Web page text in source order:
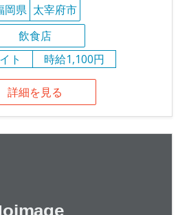
岡県 太宰府市
飲食店
ト
時給1,100円
詳細を見る